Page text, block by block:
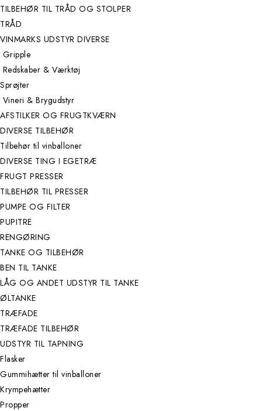
TILBEHØR TIL TRÅD OG STOLPER
TRÅD
VINMARKS UDSTYR DIVERSE
Gripple
Redskaber & Værktøj
Sprøjter
Vineri & Brygudstyr
AFSTILKER OG FRUGTKVÆRN
DIVERSE TILBEHØR
Tilbehør til vinballoner
DIVERSE TING I EGETRÆ
FRUGT PRESSER
TILBEHØR TIL PRESSER
PUMPE OG FILTER
PUPITRE
RENGØRING
TANKE OG TILBEHØR
BEN TIL TANKE
LÅG OG ANDET UDSTYR TIL TANKE
ØLTANKE
TRÆFADE
TRÆFADE TILBEHØR
UDSTYR TIL TAPNING
Flasker
Gummihætter til vinballoner
Krympehætter
Propper